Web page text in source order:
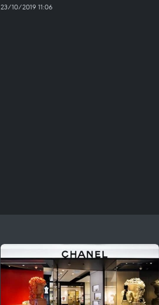
23/10/2019 11:06